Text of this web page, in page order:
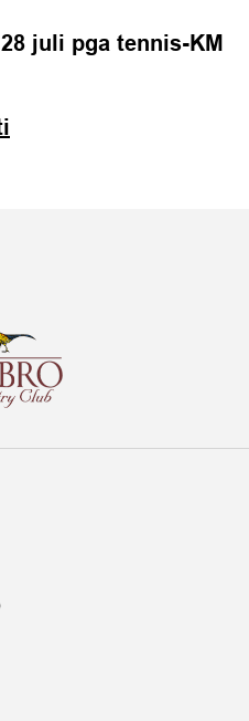
juli pga tennis-KM